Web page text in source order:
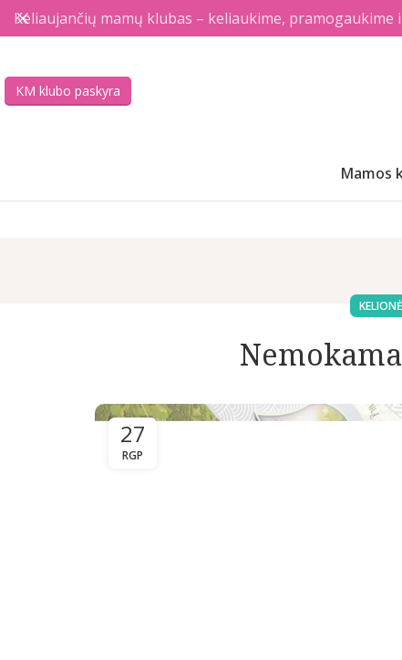
KM klubo paskyra
Mamos
27
RGP
Keliaujančių mamų klubas – keliaukime,